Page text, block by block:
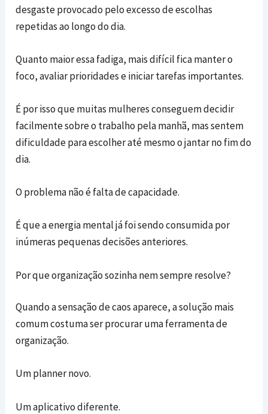
desgaste provocado pelo excesso de escolhas
repetidas ao longo do dia.
Quanto maior essa fadiga, mais difícil fica manter o
foco, avaliar prioridades e iniciar tarefas importantes.
É por isso que muitas mulheres conseguem decidir
facilmente sobre o trabalho pela manhã, mas sentem
dificuldade para escolher até mesmo o jantar no fim do
dia.
O problema não é falta de capacidade.
É que a energia mental já foi sendo consumida por
inúmeras pequenas decisões anteriores.
Por que organização sozinha nem sempre resolve?
Quando a sensação de caos aparece, a solução mais
comum costuma ser procurar uma ferramenta de
organização.
Um planner novo.
Um aplicativo diferente.